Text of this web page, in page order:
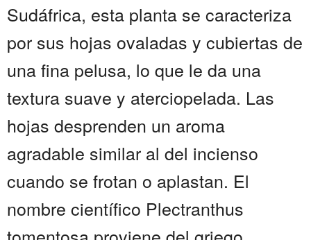
Sudáfrica, esta planta se caracteriza
por sus hojas ovaladas y cubiertas de
una fina pelusa, lo que le da una
textura suave y aterciopelada. Las
hojas desprenden un aroma
agradable similar al del incienso
cuando se frotan o aplastan. El
nombre científico Plectranthus